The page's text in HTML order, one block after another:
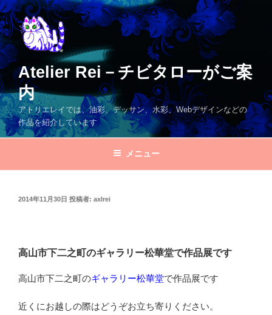
コ
ン
テ
ン
ツ
へ
ス
キ
ッ
プ
Atelier Rei－チビタローがご案
内
アトリエレイでは、油彩、デッサン、水彩、Webデザインなどの
作品を紹介しています
メニュー
投
2014年11月30日 投稿者: axlrei
高山市下二之町のギャラリー松華堂で作品展です
高山市下二之町のギャラリー松華堂で作品展です
近くにお越しの際はどうぞお立ち寄りください。